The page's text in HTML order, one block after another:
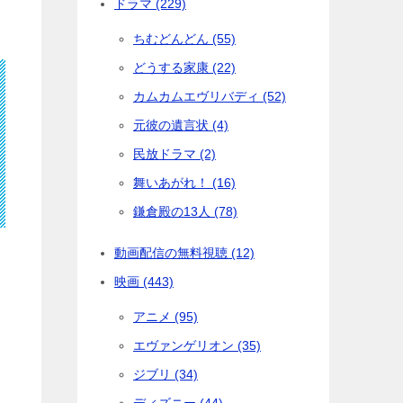
ドラマ (229)
ちむどんどん (55)
どうする家康 (22)
カムカムエヴリバディ (52)
元彼の遺言状 (4)
民放ドラマ (2)
舞いあがれ！ (16)
鎌倉殿の13人 (78)
動画配信の無料視聴 (12)
映画 (443)
アニメ (95)
エヴァンゲリオン (35)
ジブリ (34)